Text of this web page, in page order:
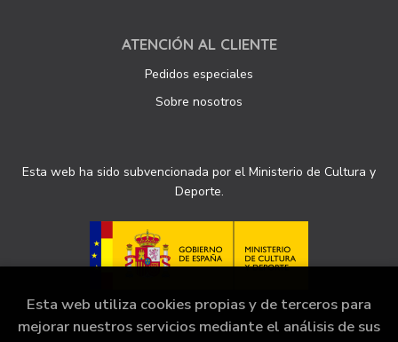
ATENCIÓN AL CLIENTE
Pedidos especiales
Sobre nosotros
Esta web ha sido subvencionada por el Ministerio de Cultura y
Deporte.
Esta web utiliza cookies propias y de terceros para
mejorar nuestros servicios mediante el análisis de sus